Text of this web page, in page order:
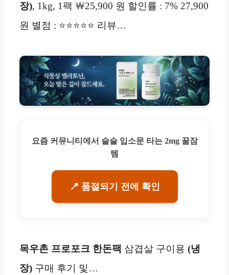
장), 1kg, 1팩 ￦25,900 원 할인률 : 7% 27,900
원 별점 : ⭐⭐⭐⭐⭐ 리뷰…
요즘 커뮤니티에서 슬슬 입소문 타는 2mg 꿀잠
템
📍 품절되기 전에 확인
목우촌 프로포크 한돈팩 삼겹살 구이용 (냉
장) 구매 후기 및…